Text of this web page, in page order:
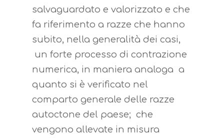
salvaguardato e valorizzato e che
fa riferimento a razze che hanno
subito, nella generalità dei casi,
un forte processo di contrazione
numerica, in maniera analoga a
quanto si è verificato nel
comparto generale delle razze
autoctone del paese; che
vengono allevate in misura
The Italian rabbit
Libro genealogico
Selezione per la
Valutazioni
Registro Anagrafico
Obiettivo
Finalità
Italian genetics
Eccellenza
The Italian rabbit
Caratteristiche
About rabbit
Activities
Tecniche
Promozionali
Services
Rules and decrees
News
Contacts